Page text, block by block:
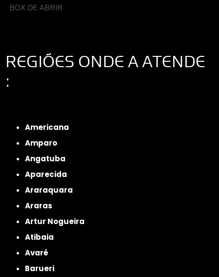
BOX DE ABRIR
REGIÕES ONDE A ATENDE
:
Americana
Amparo
Angatuba
Aparecida
Araraquara
Araras
Artur Nogueira
Atibaia
Avaré
Barueri